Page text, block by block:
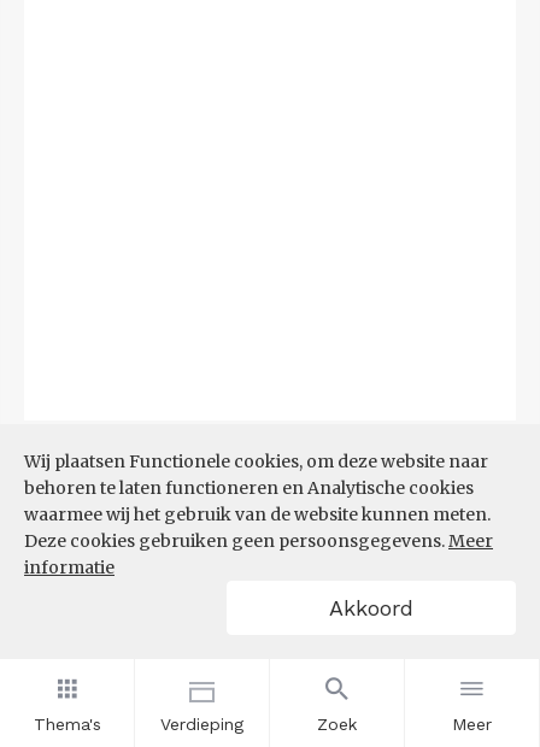
Thema's Verdieping Zoek Meer
Wij plaatsen Functionele cookies, om deze website naar
behoren te laten functioneren en Analytische cookies
waarmee wij het gebruik van de website kunnen meten.
Deze cookies gebruiken geen persoonsgegevens.Meer
informatie
Akkoord
TOP 10 REGIO'S MET KLEINSTE
AANDEEL TEKORT AAN
ARBEIDSKRACHTEN
Filters